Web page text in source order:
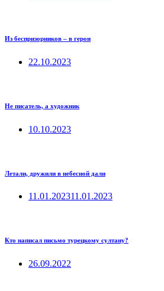
Из беспризорников – в герои
22.10.2023
Не писатель, а художник
10.10.2023
Летали, дружили в небесной дали
11.01.202311.01.2023
Кто написал письмо турецкому султану?
26.09.2022